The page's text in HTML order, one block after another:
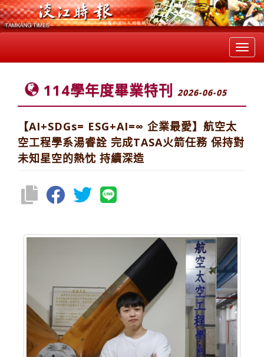
114學年度畢業特刊 2026-06-05
【AI+SDGs= ESG+AI=∞ 企業最愛】航空太
空工程學系湯睿詮 完成TASA火箭任務 保持對
未知星空的熱忱 持續深造